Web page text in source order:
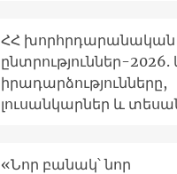
ՀՀ խորհրդարանական
ընտրություններ-
իրադարձությունները,
լուսանկարներ և
«Նոր բանակ՝ նոր